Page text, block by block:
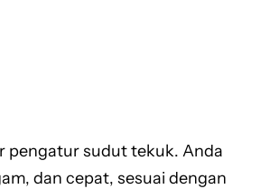
pengatur sudut tekuk. Anda
dan cepat, sesuai dengan